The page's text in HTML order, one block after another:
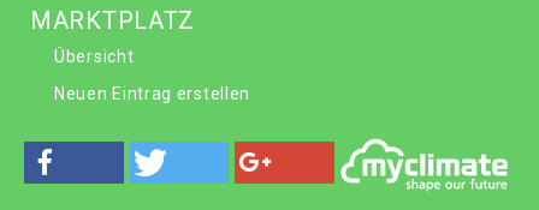
MARKTPLATZ
Übersicht
Neuen Eintrag erstellen